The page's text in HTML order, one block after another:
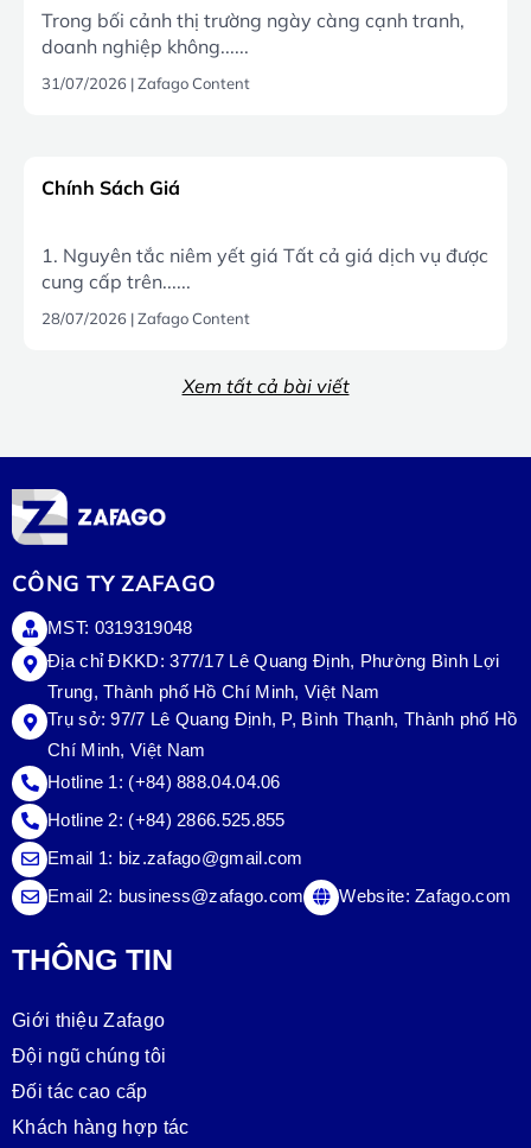
Trong bối cảnh thị trường ngày càng cạnh tranh,
doanh nghiệp không......
31/07/2026 |Zafago Content
Chính Sách Giá
1. Nguyên tắc niêm yết giá Tất cả giá dịch vụ được
cung cấp trên......
28/07/2026 |Zafago Content
Xem tất cả bài viết
CÔNG TY ZAFAGO
MST: 0319319048
Địa chỉ ĐKKD: 377/17 Lê Quang Định, Phường Bình Lợi
Trung, Thành phố Hồ Chí Minh, Việt Nam
Trụ sở:97/7 Lê Quang Định, P, Bình Thạnh, Thành phố Hồ
Chí Minh, Việt Nam
Hotline 1: (+84) 888.04.04.06
Hotline 2: (+84) 2866.525.855
Email 1: biz.zafago@gmail.com
Email 2: business@zafago.com Website:Zafago.com
THÔNG TIN
Giới thiệu Zafago
Đội ngũ chúng tôi
Đối tác cao cấp
Khách hàng hợp tác